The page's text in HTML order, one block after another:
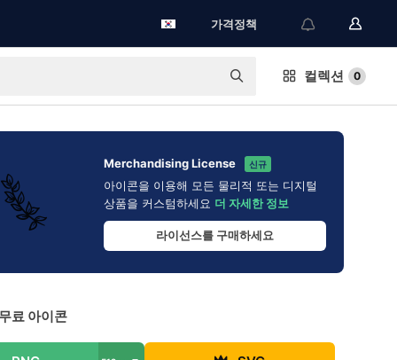
가격정책
컬렉션 0
Merchandising License 신규
아이콘을 이용해 모든 물리적 또는 디지털
상품을 커스텀하세요 더 자세한 정보
라이선스를 구매하세요
료 아이콘